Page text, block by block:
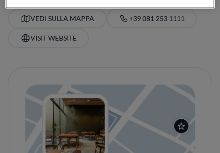
VEDI SULLA MAPPA +39 081 253 1111
VISIT WEBSITE